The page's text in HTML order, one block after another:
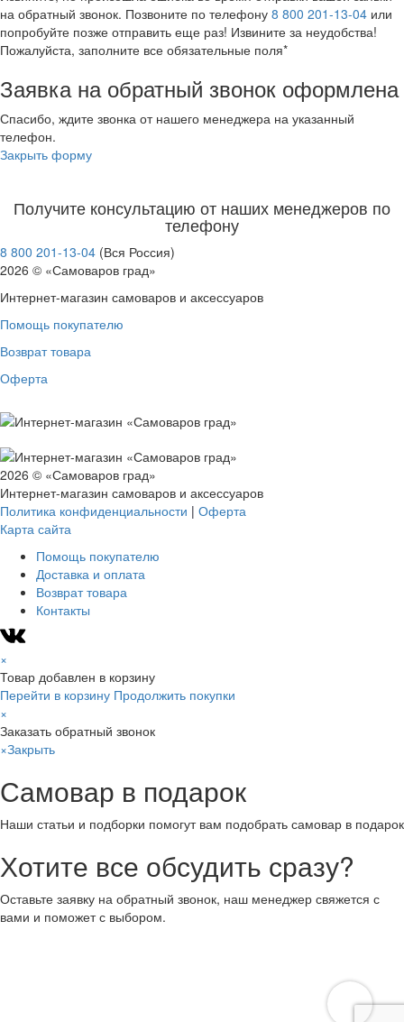
на обратный звонок. Позвоните по телефону 8 800 201-13-04 или
попробуйте позже отправить еще раз! Извините за неудобства!
Пожалуйста, заполните все обязательные поля*
Заявка на обратный звонок оформлена
Спасибо, ждите звонка от нашего менеджера на указанный
телефон.
Закрыть форму
Получите консультацию от наших менеджеров по
телефону
8 800 201-13-04 (Вся Россия)
2026 © «Самоваров град»
Интернет-магазин самоваров и аксессуаров
Помощь покупателю
Возврат товара
Оферта
2026 © «Самоваров град»
Интернет-магазин самоваров и аксессуаров
Политика конфиденциальности | Оферта
Карта сайта
Помощь покупателю
Доставка и оплата
Возврат товара
Контакты
×
Товар добавлен в корзину
Перейти в корзину Продолжить покупки
×
Заказать обратный звонок
×Закрыть
Самовар в подарок
Наши статьи и подборки помогут вам подобрать самовар в подарок
Хотите все обсудить сразу?
Оставьте заявку на обратный звонок, наш менеджер свяжется с
вами и поможет с выбором.